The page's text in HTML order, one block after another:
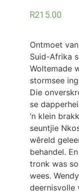
R215.00
Ontmoet
Suid-Afrika
Woltemade
stormsee
Die
se
’n klein
seuntjie
wêreld
behandel.
tronk was
wees.
deernisvolle